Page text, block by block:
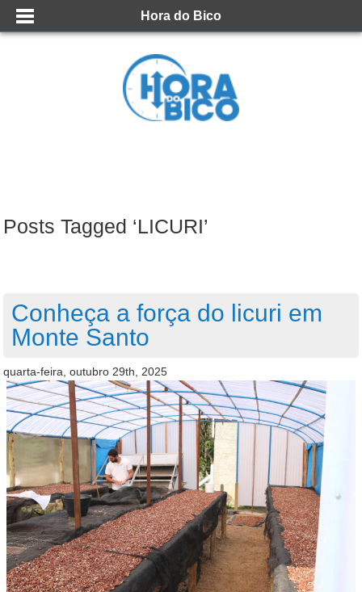
Hora do Bico
Posts Tagged ‘LICURI’
Conheça a força do licuri em
Monte Santo
quarta-feira, outubro 29th, 2025